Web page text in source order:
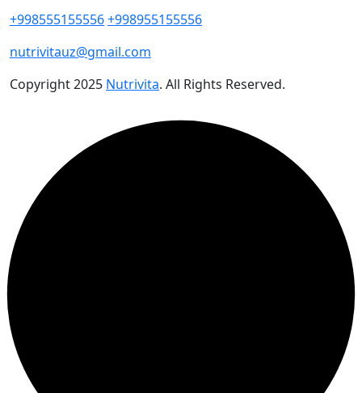
+998555155556+998955155556
nutrivitauz@gmail.com
Copyright2025 Nutrivita. All Rights Reserved.